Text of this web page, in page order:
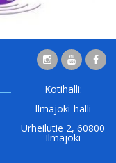
Kotihalli:
Ilmajoki-halli
Urheilutie 2, 60800
Ilmajoki